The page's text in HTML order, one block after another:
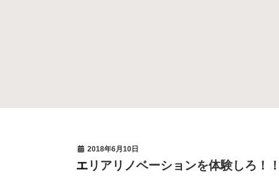
2018年6月10日
エリアリノベーションを体験しろ！！